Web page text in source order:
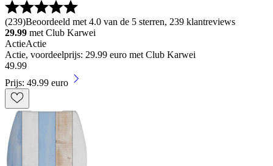
(239)Beoordeeld met 4.0 van de 5 sterren, 239 klantreviews
29.99 met Club Karwei
ActieActie
Actie, voordeelprijs: 29.99 euro met Club Karwei
49.99
Prijs: 49.99 euro